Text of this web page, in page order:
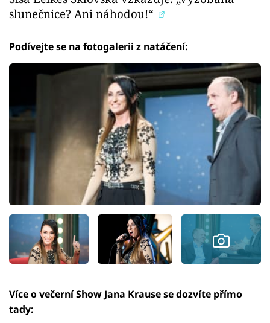
slunečnice? Ani náhodou!“
Podívejte se na fotogalerii z natáčení:
Více o večerní Show Jana Krause se dozvíte přímo
tady: